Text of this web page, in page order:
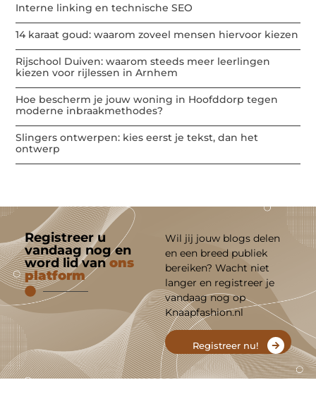
Interne linking en technische SEO
14 karaat goud: waarom zoveel mensen hiervoor kiezen
Rijschool Duiven: waarom steeds meer leerlingen
kiezen voor rijlessen in Arnhem
Hoe bescherm je jouw woning in Hoofddorp tegen
moderne inbraakmethodes?
Slingers ontwerpen: kies eerst je tekst, dan het
ontwerp
Registreer u
vandaag nog en
word lid vanons
platform
Wil jij jouw blogs delen
en een breed publiek
bereiken? Wacht niet
langer en registreer je
vandaag nog op
Knaapfashion.nl
Registreer nu!